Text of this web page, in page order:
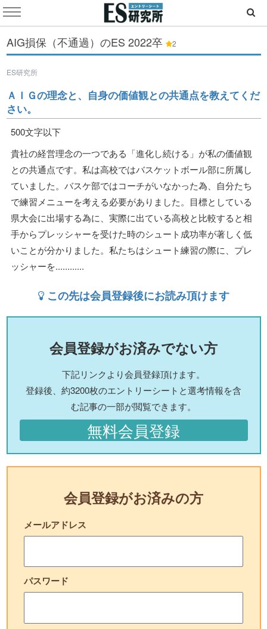
AIG損保（不通過）のES 2022卒 2
ES研究所
ＡＩＧの理念と、自身の価値観との共通点を教えてくだ
さい。
500文字以下
貴社の経営理念の一つである「進化し続ける」が私の価値観
との共通点です。私は高校ではバスケットボール部に所属し
ていました。バスケ部ではコーチがいなかった為、自分たち
で練習メニューを考える必要がありました。目標としている
県大会に出場する為に、実際に出ている高校と比較すると相
手からプレッシャーを受けた時のシュート成功率が著しく低
いことが分かりました。私たちはシュート練習の際に、プレ
ッシャーを............
この先は会員登録後にお読み頂けます
会員登録がお済みでない方
下記リンクより会員登録頂けます。
登録後、約3200枚のエントリーシートと選考情報を含
む記事の一部が閲覧できます。
無料会員登録
会員登録がお済みの方
メールアドレス
パスワード